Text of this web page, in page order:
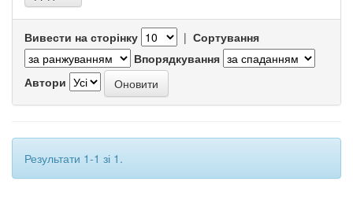
Вивести на сторінку | Сортування
Впорядкування
Автори
Результати 1-1 зі 1.